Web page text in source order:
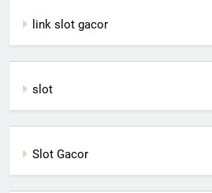
link slot gacor
slot
Slot Gacor